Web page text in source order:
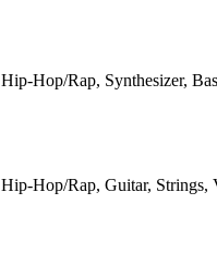
Hip-Hop/Rap, Synthesizer,
Hip-Hop/Rap, Guitar,